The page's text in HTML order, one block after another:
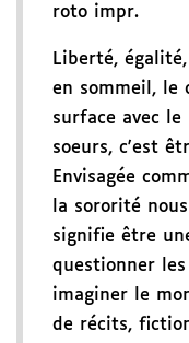
roto impr.
Liberté,
en sommeil, le
surface avec
soeurs, c'est
Envisagée
la sororité
signifie être
questionner
imaginer le
de récits,